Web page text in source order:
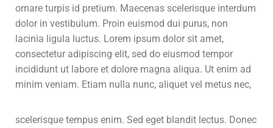
ornare turpis id pretium. Maecenas scelerisque interdum
dolor in vestibulum. Proin euismod dui purus, non
lacinia ligula luctus. Lorem ipsum dolor sit amet,
consectetur adipiscing elit, sed do eiusmod tempor
incididunt ut labore et dolore magna aliqua. Ut enim ad
minim veniam. Etiam nulla nunc, aliquet vel metus nec,
scelerisque tempus enim. Sed eget blandit lectus. Donec